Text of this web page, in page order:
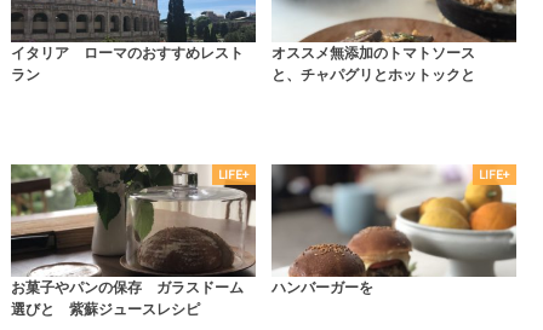
イタリア ローマのおすすめレスト
ラン
オススメ無添加のトマトソース
と、チャパグリとホットックと
LIFE+
お菓子やパンの保存 ガラスドーム
選びと 紫蘇ジュースレシピ
LIFE+
ハンバーガーを